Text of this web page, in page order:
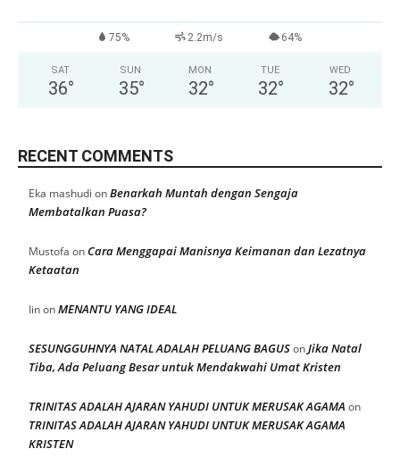
75% 2.2m/s 64%
SAT
36°
SUN
35°
MON
32°
TUE
32°
WED
32°
RECENT COMMENTS
Eka mashudi onBenarkah Muntah dengan Sengaja
Membatalkan Puasa?
Mustofa onCara Menggapai Manisnya Keimanan dan Lezatnya
Ketaatan
IinonMENANTU YANG IDEAL
SESUNGGUHNYA NATAL ADALAH PELUANG BAGUSonJika Natal
Tiba, Ada Peluang Besar untuk Mendakwahi Umat Kristen
TRINITAS ADALAH AJARAN YAHUDI UNTUK MERUSAK AGAMA on
TRINITAS ADALAH AJARAN YAHUDI UNTUK MERUSAK AGAMA
KRISTEN